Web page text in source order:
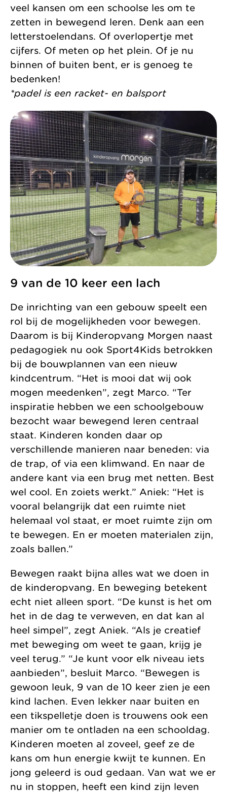
veel kansen om een schoolse les om te
zetten in bewegend leren. Denk aan een
letterstoelendans. Of overlopertje met
cijfers. Of meten op het plein. Of je nu
binnen of buiten bent, er is genoeg te
bedenken!
*padel is een racket- en balsport
9 van de 10 keer een lach
De inrichting van een gebouw speelt een
rol bij de mogelijkheden voor bewegen.
Daarom is bij Kinderopvang Morgen naast
pedagogiek nu ook Sport4Kids betrokken
bij de bouwplannen van een nieuw
kindcentrum. “Het is mooi dat wij ook
mogen meedenken”, zegt Marco. “Ter
inspiratie hebben we een schoolgebouw
bezocht waar bewegend leren centraal
staat. Kinderen konden daar op
verschillende manieren naar beneden: via
de trap, of via een klimwand. En naar de
andere kant via een brug met netten. Best
wel cool. En zoiets werkt.” Aniek: “Het is
vooral belangrijk dat een ruimte niet
helemaal vol staat, er moet ruimte zijn om
te bewegen. En er moeten materialen zijn,
zoals ballen.”
Bewegen raakt bijna alles wat we doen in
de kinderopvang. En beweging betekent
echt niet alleen sport. “De kunst is het om
het in de dag te verweven, en dat kan al
heel simpel”, zegt Aniek. “Als je creatief
met beweging om weet te gaan, krijg je
veel terug.” “Je kunt voor elk niveau iets
aanbieden”, besluit Marco. “Bewegen is
gewoon leuk, 9 van de 10 keer zien je een
kind lachen. Even lekker naar buiten en
een tikspelletje doen is trouwens ook een
manier om te ontladen na een schooldag.
Kinderen moeten al zoveel, geef ze de
kans om hun energie kwijt te kunnen. En
jong geleerd is oud gedaan. Van wat we er
nu in stoppen, heeft een kind zijn leven